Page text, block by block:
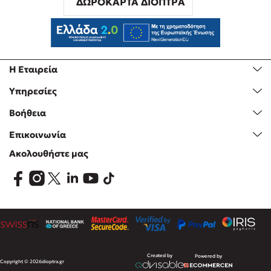
Η Εταιρεία
Υπηρεσίες
Βοήθεια
Επικοινωνία
Ακολουθήστε μας
Copyright © 2026dioptra.gr
Created by Powered by